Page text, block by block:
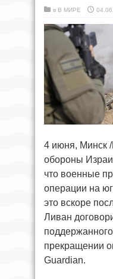
в В МИРЕ
4 июня, Минск
обороны
что военные
операции на
это вскоре
Ливан
прекращении
Guardian.